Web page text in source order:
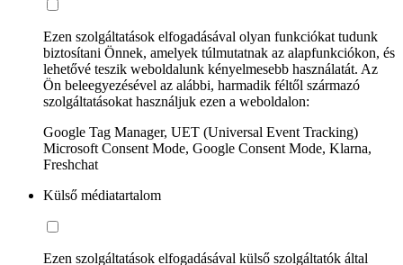
Ezen szolgáltatások elfogadásával olyan funkciókat tudunk
biztosítani Önnek, amelyek túlmutatnak az alapfunkciókon, és
lehetővé teszik weboldalunk kényelmesebb használatát. Az
Ön beleegyezésével az alábbi, harmadik féltől származó
szolgáltatásokat használjuk ezen a weboldalon:
Google Tag Manager, UET (Universal Event Tracking)
Microsoft Consent Mode, Google Consent Mode, Klarna,
Freshchat
Külső médiatartalom
Ezen szolgáltatások elfogadásával külső szolgáltatók által